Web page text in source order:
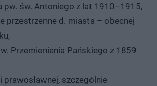
pw. św. Antoniego z lat 1910–1915,
przestrzenne d. miasta – obecnej
Przemienienia Pańskiego z 1859
prawosławnej, szczególnie